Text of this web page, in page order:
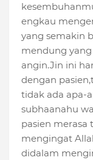
engkau
yang semakin
mendung
angin.Jin ini
dengan
tidak ada apa-
subhaanahu
pasien merasa
mengingat
didalam